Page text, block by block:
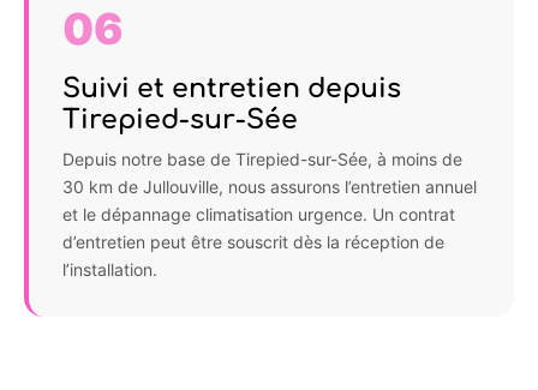
06
Suivi et entretien depuis
Tirepied-sur-Sée
Depuis notre base de Tirepied-sur-Sée, à moins de
30 km de Jullouville, nous assurons l’entretien annuel
et le dépannage climatisation urgence. Un contrat
d’entretien peut être souscrit dès la réception de
l’installation.